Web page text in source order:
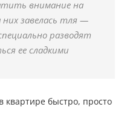
внимание на
завелась тля —
разводят
ее сладкими